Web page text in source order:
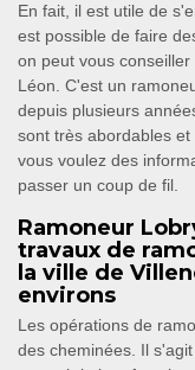
En fait, il est utile de
est possible de faire
on peut vous
Léon. C'est un
depuis plusieurs
sont très abordables
vous voulez des
passer un coup de fil.
Ramoneur
travaux de
la ville de
environs
Les opérations de
des cheminées. Il